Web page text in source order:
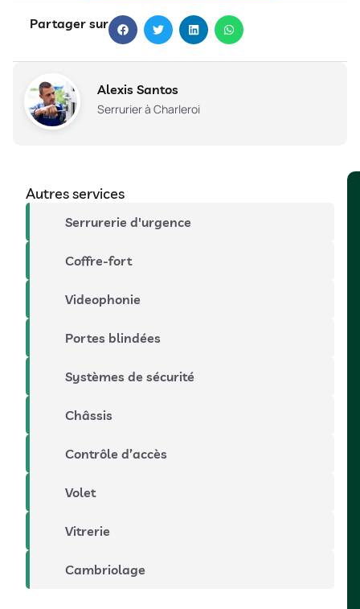
Partager sur
Alexis Santos
Serrurier à Charleroi
Autres services
Serrurerie d'urgence
Coffre-fort
Videophonie
Portes blindées
Systèmes de sécurité
Châssis
Contrôle d’accès
Volet
Vitrerie
Cambriolage